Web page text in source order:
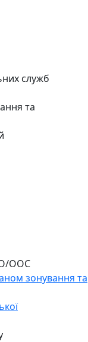
служб
та
ООС
зонування та